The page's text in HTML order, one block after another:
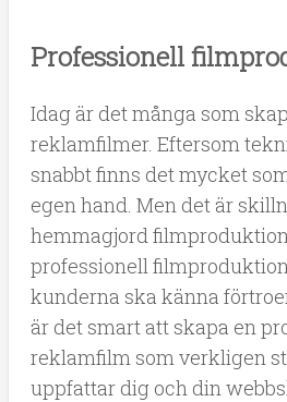
Professionell
Idag är det många som
reklamfilmer. Eftersom
snabbt finns det mycket
egen hand. Men det är
hemmagjord
professionell
kunderna ska känna
är det smart att skapa en
reklamfilm som verkligen
uppfattar dig och din